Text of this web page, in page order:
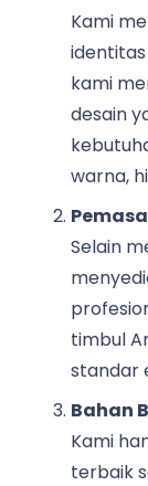
Kami
identitas
kami
desain
warna,
Selain
timbul
standar
Bahan
Kami
terbaik